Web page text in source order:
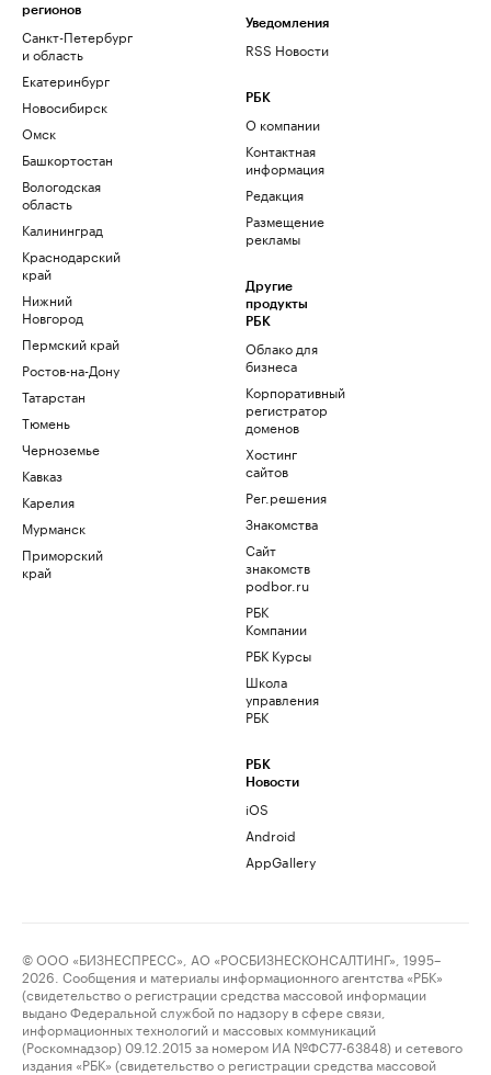
регионов
Санкт-Петербург
и область
Екатеринбург
Новосибирск
Омск
Башкортостан
Вологодская
область
Калининград
Краснодарский
край
Нижний
Новгород
Пермский край
Ростов-на-Дону
Татарстан
Тюмень
Черноземье
Кавказ
Карелия
Мурманск
Приморский
край
Уведомления
RSS Новости
РБК
О компании
Контактная
информация
Редакция
Размещение
рекламы
Другие
продукты
РБК
Облако для
бизнеса
Корпоративный
регистратор
доменов
Хостинг
сайтов
Рег.решения
Знакомства
Сайт
знакомств
podbor.ru
РБК
Компании
РБК Курсы
Школа
управления
РБК
РБК
Новости
iOS
Android
AppGallery
© ООО «БИЗНЕСПРЕСС», АО «РОСБИЗНЕСКОНСАЛТИНГ», 1995–
2026. Сообщения и материалы информационного агентства «РБК»
(свидетельство о регистрации средства массовой информации
выдано Федеральной службой по надзору в сфере связи,
информационных технологий и массовых коммуникаций
(Роскомнадзор) 09.12.2015 за номером ИА №ФС77-63848) и сетевого
издания «РБК» (свидетельство о регистрации средства массовой